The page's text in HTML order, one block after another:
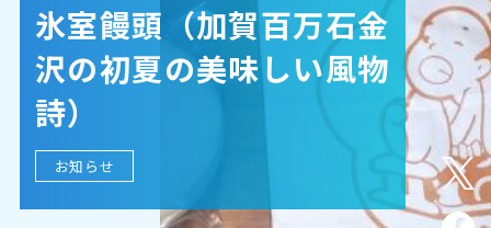
氷室饅頭（加賀百万石金
沢の初夏の美味しい風物
詩）
お知らせ